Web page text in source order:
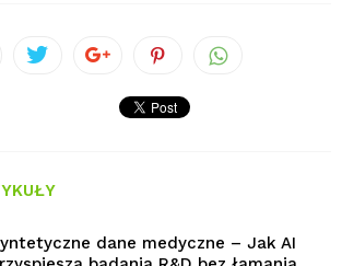
dane medyczne – Jak AI